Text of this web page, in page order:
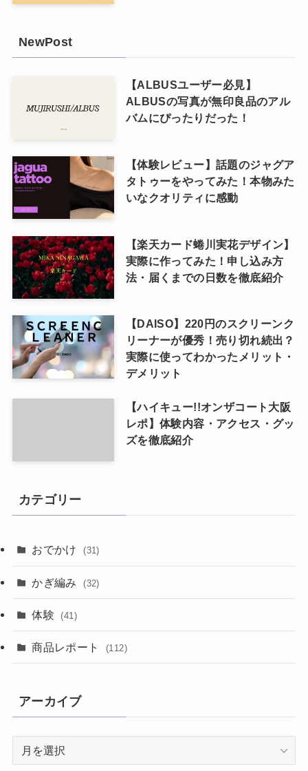
NewPost
【ALBUSユーザー必見】
ALBUSの写真が無印良品のアル
バムにぴったりだった！
【体験レビュー】話題のジャグア
タトゥーをやってみた！本物みた
いなクオリティに感動
【楽天カード蜷川実花デザイン】
実際に作ってみた！申し込み方
法・届くまでの日数を徹底紹介
【DAISO】220円のスクリーンク
リーナーが優秀！売り切れ続出？
実際に使ってわかったメリット・
デメリット
【ハイキュー!!オンザコート大阪
レポ】体験内容・アクセス・グッ
ズを徹底紹介
カテゴリー
おでかけ (31)
かぎ編み (32)
体験 (41)
商品レポート (112)
アーカイブ